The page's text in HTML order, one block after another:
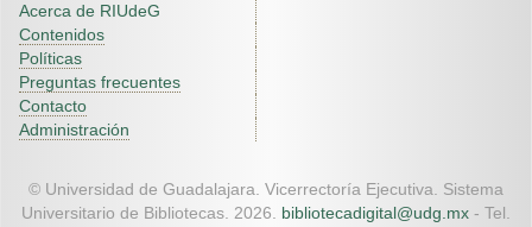
Acerca de RIUdeG
Contenidos
Políticas
Preguntas frecuentes
Contacto
Administración
© Universidad de Guadalajara. Vicerrectoría Ejecutiva. Sistema
Universitario de Bibliotecas. 2026. bibliotecadigital@udg.mx - Tel.